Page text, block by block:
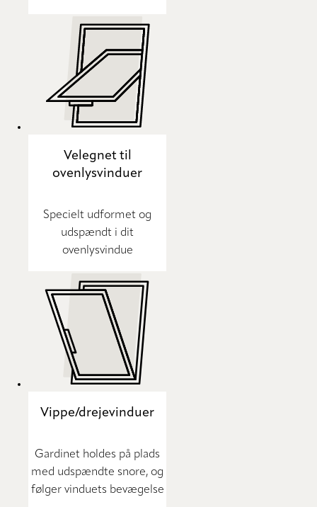
Velegnet til
ovenlysvinduer
Specielt udformet og
udspændt i dit
ovenlysvindue
Vippe/drejevinduer
Gardinet holdes på plads
med udspændte snore, og
følger vinduets bevægelse